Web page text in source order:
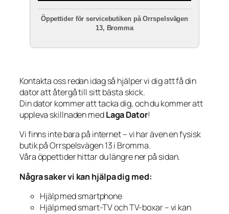
Öppettider för servicebutiken på Orrspelsvägen
13, Bromma
Kontakta oss redan idag så hjälper vi dig att få din
dator att återgå till sitt bästa skick.
Din dator kommer att tacka dig, och du kommer att
uppleva skillnaden medLaga Dator!
Vi finns inte bara på internet – vi har även en fysisk
butik på Orrspelsvägen 13 i Bromma.
Våra öppettider hittar du längre ner på sidan.
Några saker vi kan hjälpa dig med:
Hjälp med smartphone
Hjälp med smart-TV och TV-boxar – vi kan